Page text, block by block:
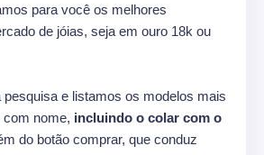
para você os melhores
de jóias, seja em ouro 18k ou
e listamos os modelos mais
com nome, incluindo o colar com o
do botão comprar, que conduz